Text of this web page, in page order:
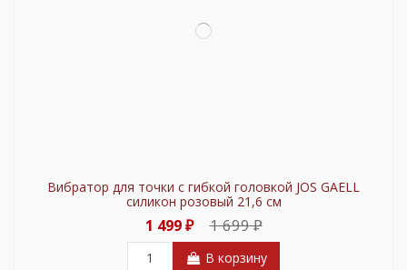
Вибратор для точки с гибкой головкой JOS GAELL
силикон розовый 21,6 см
1 499 ₽ 1 699 ₽
В корзину